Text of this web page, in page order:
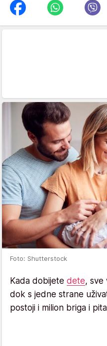
Foto: Shutterstock
Kada dobijete dete, sve
dok s jedne strane
postoji i milion briga i